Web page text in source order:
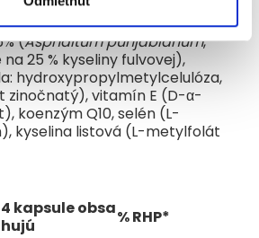
detským mliek, príkrmov či
tu a teraz. Pretože šťastné detstvo sa
tartrát, L-arginin Base,
(Asphaltum punjabianum,
25 % kyseliny fulvovej),
hydroxypropylmetylcelulóza,
zinočnatý), vitamín E (D-α-
koenzým Q10, selén (L-
kyselina listová (L-metylfolát
4 kapsule obsa
hujú
% RHP*